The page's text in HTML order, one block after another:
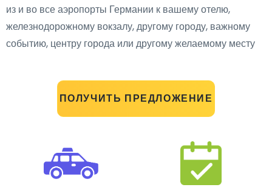
ПОЛУЧИТЬ ПРЕДЛОЖЕНИЕ
из и во все аэропорты Германии к вашему отелю,
железнодорожному вокзалу, другому городу, важному
событию, центру города или другому желаемому месту